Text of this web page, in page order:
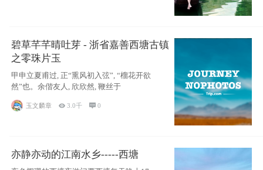
碧草芊芊晴吐芽 - 浙省嘉善西塘古镇
之零珠片玉
甲申立夏甫过, 正“熏风初入弦”, “榴花开欲
然”也。余偕友人, 欣欣然, 鞭丝于
玉文麟章  3.0千 0
亦静亦动的江南水乡-----西塘